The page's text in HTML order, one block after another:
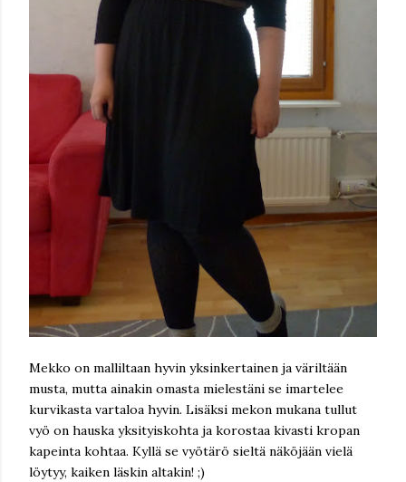
Mekko on malliltaan hyvin yksinkertainen ja väriltään
musta, mutta ainakin omasta mielestäni se imartelee
kurvikasta vartaloa hyvin. Lisäksi mekon mukana tullut
vyö on hauska yksityiskohta ja korostaa kivasti kropan
kapeinta kohtaa. Kyllä se vyötärö sieltä näköjään vielä
löytyy, kaiken läskin altakin! ;)